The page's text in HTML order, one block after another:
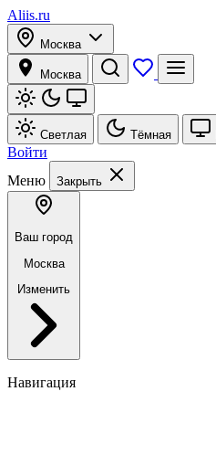
Aliis.ru
Москва
Москва
Светлая Тёмная
Войти
Меню
Закрыть
Ваш город
Москва
Изменить
Навигация